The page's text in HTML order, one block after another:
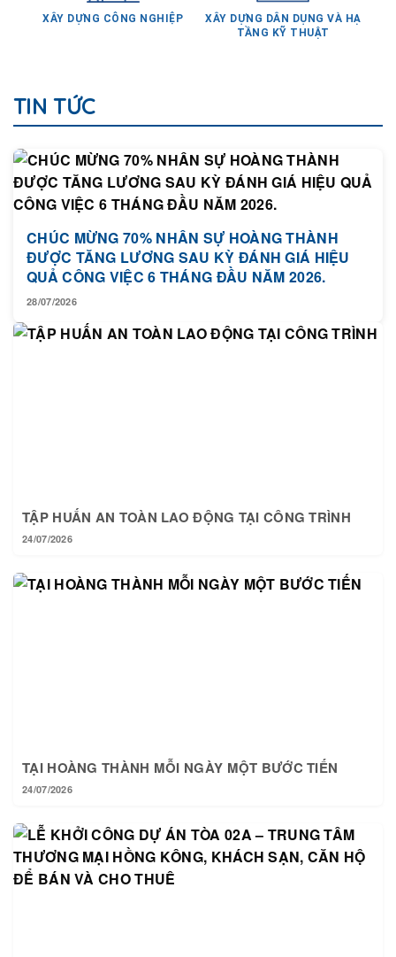
XÂY DỰNG CÔNG NGHIỆP
XÂY DỰNG DÂN DỤNG VÀ HẠ
TẦNG KỸ THUẬT
TIN TỨC
CHÚC MỪNG 70% NHÂN SỰ HOÀNG THÀNH
ĐƯỢC TĂNG LƯƠNG SAU KỲ ĐÁNH GIÁ HIỆU
QUẢ CÔNG VIỆC 6 THÁNG ĐẦU NĂM 2026.
28/07/2026
TẬP HUẤN AN TOÀN LAO ĐỘNG TẠI CÔNG TRÌNH
24/07/2026
TẠI HOÀNG THÀNH MỖI NGÀY MỘT BƯỚC TIẾN
24/07/2026